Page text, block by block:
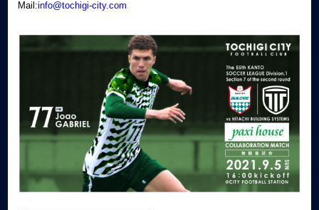
Mail:info@tochigi-city.com